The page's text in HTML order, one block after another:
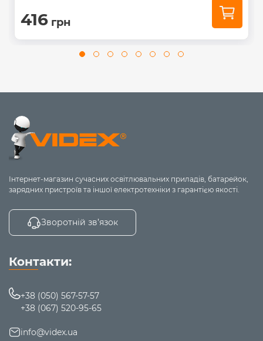
416 грн
Інтернет-магазин сучасних освітлювальних приладів, батарейок,
зарядних пристроїв та іншої електротехніки з гарантією якості.
Зворотній зв’язок
Контакти:
+38 (050) 567-57-57
+38 (067) 520-95-65
info@videx.ua